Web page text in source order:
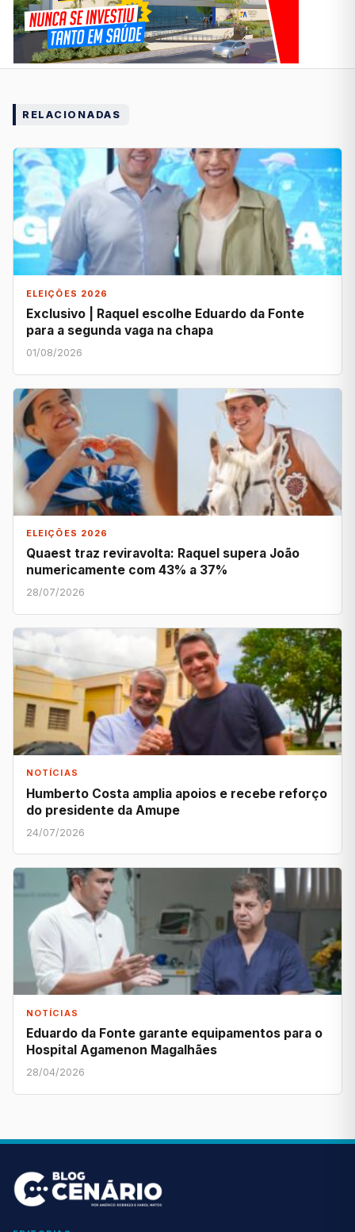
RELACIONADAS
ELEIÇÕES 2026
Exclusivo | Raquel escolhe Eduardo da Fonte
para a segunda vaga na chapa
01/08/2026
ELEIÇÕES 2026
Quaest traz reviravolta: Raquel supera João
numericamente com 43% a 37%
28/07/2026
NOTÍCIAS
Humberto Costa amplia apoios e recebe reforço
do presidente da Amupe
24/07/2026
NOTÍCIAS
Eduardo da Fonte garante equipamentos para o
Hospital Agamenon Magalhães
28/04/2026